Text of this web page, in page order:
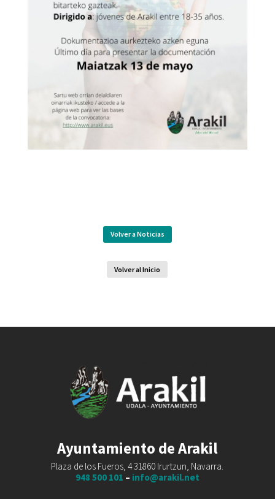
Volver a Noticias
Volver al Inicio
Ayuntamiento de Arakil
Plaza de los Fueros, 4 31860 Irurtzun, Navarra.
948 500 101 – info@arakil.net